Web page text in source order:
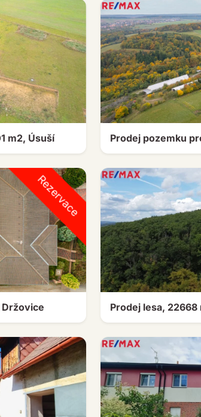
m2, Úsuší Prodej pozemku
Rezervace
Držovice Prodej lesa,